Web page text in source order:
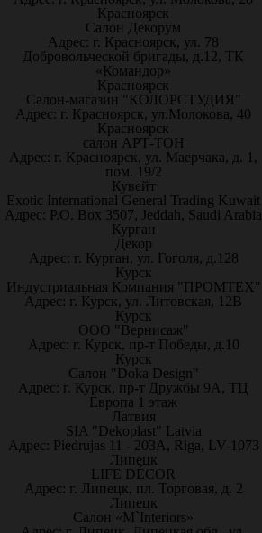
Красноярск
Салон Декорум
Адрес: г. Красноярск, ул. 78
Добровольческой бригады, д.12, ТК
«Командор»
Красноярск
Салон-магазин "КОЛОРСТУДИЯ"
Адрес: г. Красноярск, ул.Молокова, 40
Красноярск
салон АРТ-ТОН
Адрес: г. Красноярск, ул. Маерчака, д. 1,
пом. 19/2
Кувейт
Exotic International General Trading Kuwait
Адрес: P.O. Box 3507, Jeddah, Saudi Arabia
Курган
Декор
Адрес: г. Курган, ул. Гоголя, д.128
Курск
Индустриальная Компания "ПРОМТЕХ"
Адрес: г. Курск, ул. Литовская, 12В
Курск
ООО "Вернисаж"
Адрес: г. Курск, пр-т Победы, д.10
Курск
Салон "Doka Design"
Адрес: г. Курск, пр-т Дружбы 9А, ТЦ
Европа 1 этаж
Латвия
SIA "Dekoplast" Latvia
Адрес: Piedrujas 11 - 203A, Riga, LV-1073
Липецк
LIFE DÉCOR
Адрес: г. Липецк, пл. Торговая, д. 2
Липецк
Салон «M`Interiors»